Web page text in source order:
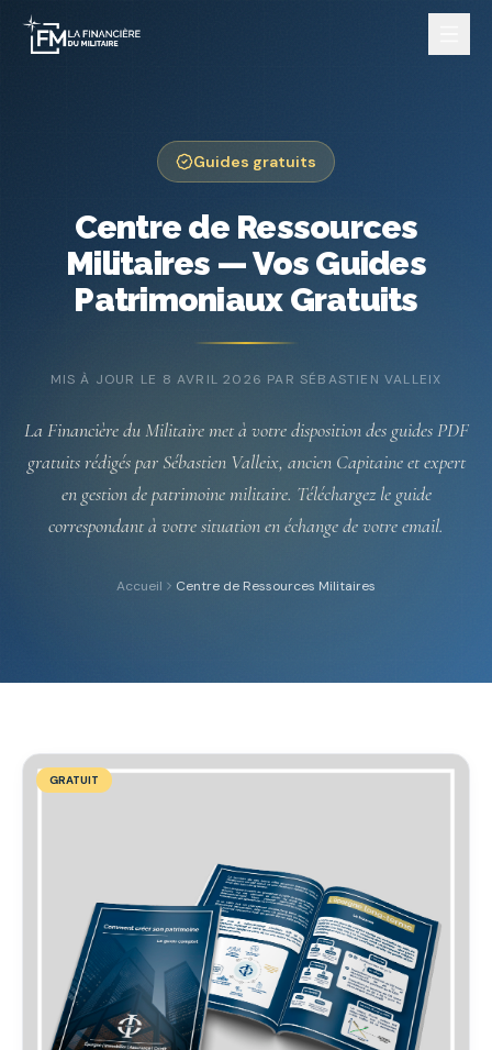
Guides gratuits
Centre de Ressources
Militaires — Vos Guides
Patrimoniaux Gratuits
MIS À JOUR LE 8 AVRIL 2026 PAR SÉBASTIEN VALLEIX
La Financière du Militaire met à votre disposition des guides PDF
gratuits rédigés par Sébastien Valleix, ancien Capitaine et expert
en gestion de patrimoine militaire. Téléchargez le guide
correspondant à votre situation en échange de votre email.
Accueil Centre de Ressources Militaires
GRATUIT